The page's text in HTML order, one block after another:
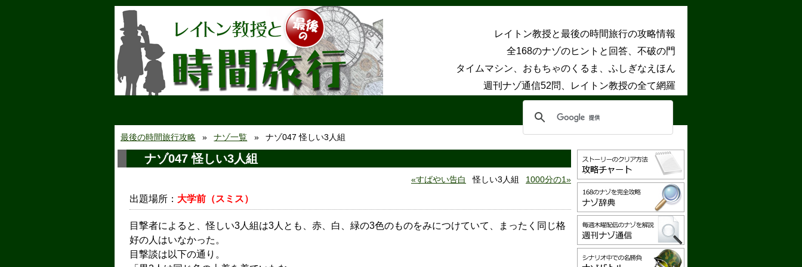
レイトン教授と最後の時間旅行の攻略情報
全168のナゾのヒントと回答、不破の門
タイムマシン、おもちゃのくるま、ふしぎなえほん
週刊ナゾ通信52問、レイトン教授の全て網羅
最後の時間旅行攻略 ナゾ一覧 ナゾ047 怪しい3人組
ナゾ047 怪しい3人組
すばやい告白 怪しい3人組 1000分の1
出題場所： 大学前（スミス）
目撃者によると、怪しい3人組は3人とも、赤、白、緑の3色のものをみにつけていて、まったく同じ格
好の人はいなかった。
目撃談は以下の通り。